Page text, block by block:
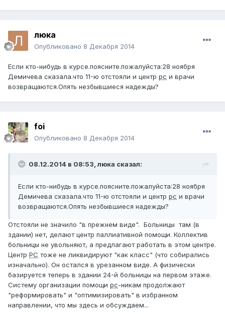
люка
Опубликовано 8 Декабря 2014
Если кто-нибудь в курсе.поясните.пожалуйста:28 ноября
Демичева сказала.что 11-ю отстояли и центр рс и врачи
возвращаются.Опять незбывшиеся надежды?
foi
Опубликовано 8 Декабря 2014
08.12.2014 в 08:53, люка сказал:
Если кто-нибудь в курсе.поясните.пожалуйста:28 ноября
Демичева сказала.что 11-ю отстояли и центр рс и врачи
возвращаются.Опять незбывшиеся надежды?
Отстояли не значило "в прежнем виде". Больницы там (в
здании) нет, делают центр паллиативной помощи. Коллектив
больницы не увольняют, а предлагают работать в этом центре.
Центр РС тоже не ликвидируют "как класс" (что собирались
изначально). Он остался в урезанном виде. А физически
базируется теперь в здании 24-й больницы на первом этаже.
Систему организации помощи рс-никам продолжают
"реформировать" и "оптимизировать" в избранном
направлении, что мы здесь и обсуждаем...